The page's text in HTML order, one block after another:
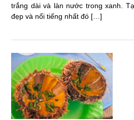
trắng dài và làn nước trong xanh.
đẹp và nổi tiếng nhất đó […]